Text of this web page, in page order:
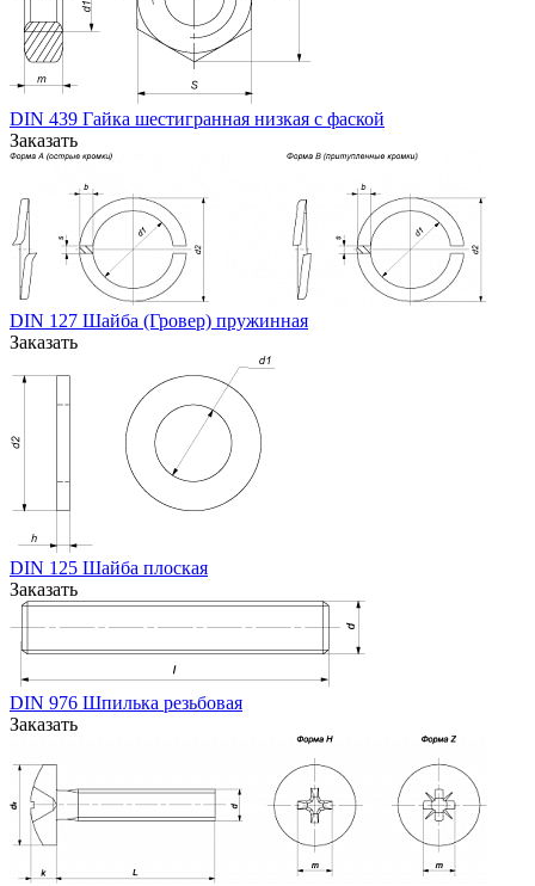
DIN 439 Гайка шестигранная низкая с фаской
Заказать
DIN 127 Шайба (Гровер) пружинная
Заказать
DIN 125 Шайба плоская
Заказать
DIN 976 Шпилька резьбовая
Заказать